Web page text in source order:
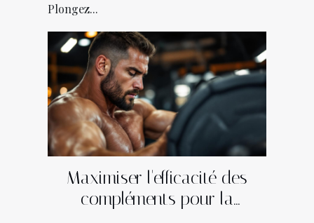
Plongez...
Maximiser l'efficacité des
compléments pour la